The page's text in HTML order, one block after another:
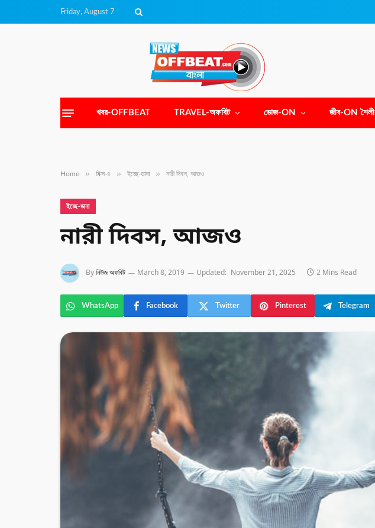
Friday, August 7
খবর-OFFBEAT TRAVEL-অফবিট ভোজ-ON জীব-ON শৈলী
Home » মিক্স-৪ » ইচ্ছে-ডানা » নারী দিবস, আজও
ইচ্ছে-ডানা
নারী দিবস, আজও
Byনিউজ অফবিট March 8, 2019 Updated: November 21, 2025 2 Mins Read
WhatsApp Facebook Twitter Pinterest Telegram